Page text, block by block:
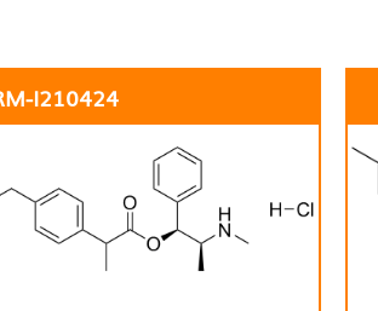
I210424